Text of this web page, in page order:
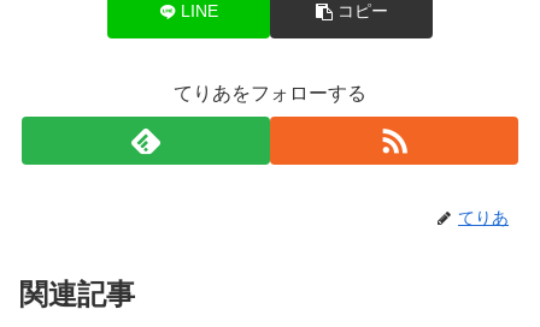
LINE コピー
てりあをフォローする
てりあ
関連記事